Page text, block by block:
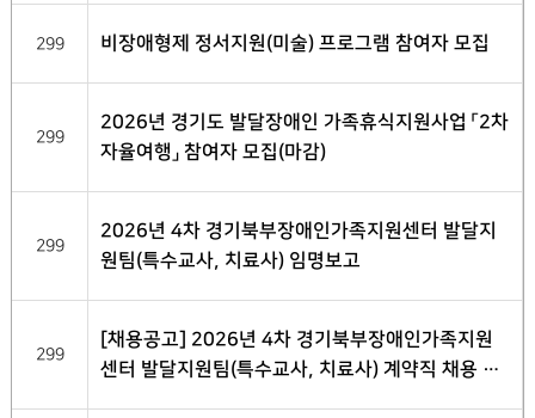
299 비장애형제 정서지원(미술) 프로그램 참여자 모집
299
2026년 경기도 발달장애인 가족휴식지원사업 「2차
자율여행」 참여자 모집(마감)
299
2026년 4차 경기북부장애인가족지원센터 발달지
원팀(특수교사, 치료사) 임명보고
299
[채용공고] 2026년 4차 경기북부장애인가족지원
센터 발달지원팀(특수교사, 치료사) 계약직 채용 최